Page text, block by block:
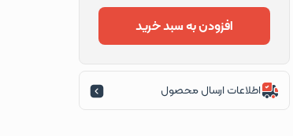
افزودن به سبد خرید
اطلاعات ارسال محصول